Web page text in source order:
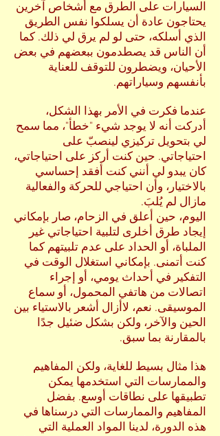
السيارات على الطرق مع أشخاص آخرين
يحتاجون عادة أن يسلكوا نفس الطريق
الذي أسلكه، حتى لو لم يرق لي ذلك. كما
أن الناس قد يصطدمون ببعضهم في بعض
الأحيان، ويضطرون للتوقف للعناية
بأنفسهم وسياراتهم.
عندما فكرت في الأمر بهذا الشكل،
أدركت أنه لا يوجد شيء "خطأ"، مما سمح
لي بتحويل تركيزي لينصبّ على
احتياجاتي. حين كنت أركز على احتياجاتي،
كان يبدو لي أنني كنت أفقد إحساسي
بالاختيار، وأن احتياجي للحركة والفعالية
مازال لم يُلبَ.
اليوم، حين أعلق في الزحام، صار بإمكاني
إيجاد طرق أخلرى لتلبية احتياجاتي غير
الملباة، أو الحداد على عدم تلبيتهم كما
كنت أتمنى. بإمكاني استغلال الوقت في
التفكير في أحداث يومي، أو إجراء
اتصالات من هاتفي المحمول، أو سماع
الموسيقى. نعم، لاأزال أشعر بالاستياء بين
الحين والآخر، ولكن بشكل ضئيل جدًا
بالمقارنة بما سبق.
هذا مثال بسيط للغاية، ولكن المفاهيم
والممارسات التي استخدمها يمكن
تطبيقها على نطاقات أوسع. بفضل
المفاهيم والممارسات التي درسناها في
هذه الدورة، لدينا المواد العملية التي